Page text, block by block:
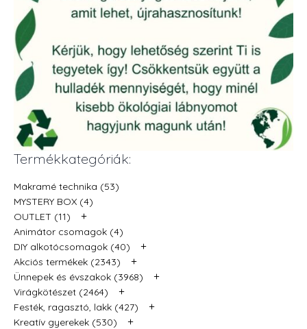
Termékkategóriák:
Makramé technika (53)
MYSTERY BOX (4)
OUTLET (11)
+
Animátor csomagok (4)
DIY alkotócsomagok (40)
+
Akciós termékek (2343) +
Ünnepek és évszakok (3968) +
Virágkötészet (2464) +
Festék, ragasztó, lakk (427) +
Kreatív gyerekek (530) +